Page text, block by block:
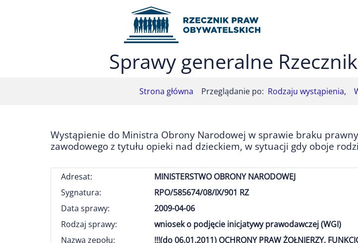
Przejdź do menu głównego (nacisnij Enter)
Przejdź do mapy serwisu (nacisnij Enter)
Sprawy generalne
Strona główna Przeglądanie po: Rodzaju wystąpienia,
Wystąpienie do Ministra Obrony Narodowej w sprawie braku
zawodowego z tytułu opieki nad dzieckiem, w sytuacji gdy oboje
Adresat:
MINISTERSTWO OBRONY NARODOWEJ
Sygnatura:
RPO/585674/08/IX/901 RZ
Data sprawy:
2009-04-06
Rodzaj sprawy:
wniosek o podjęcie inicjatywy prawodawczej (WGI)
Nazwa zepołu:
!!!(do 06.01.2011) OCHRONY PRAW ŻOŁNIERZY,